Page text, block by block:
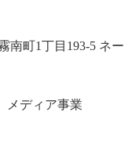
南町1丁目193-5 ネー
メディア事業